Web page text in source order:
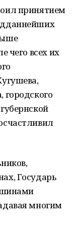
принятием
чего всех их
городского
Государь
многим